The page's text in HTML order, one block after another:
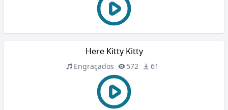
Here Kitty Kitty
Engraçados 572 61